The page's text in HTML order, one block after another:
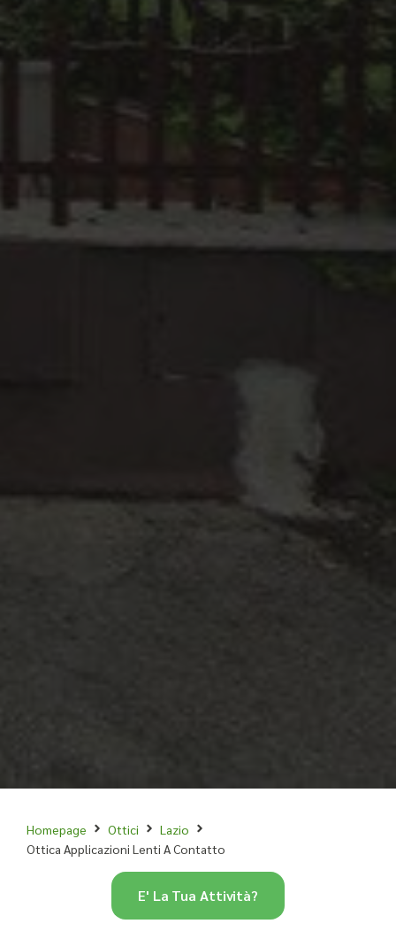
Homepage Ottici
Lazio
Ottica Applicazioni Lenti A Contatto
E' La Tua Attività?